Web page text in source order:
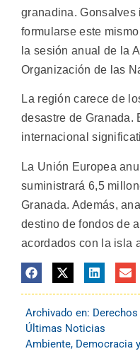
granadina.
formularse este
la sesión anual de la
Organización de las
La región carece de
desastre de Granada.
internacional
La Unión Europea
suministrará 6,5
Granada. Además,
destino de fondos de
acordados con la isla
Archivado en:
Últimas Noticias
Ambiente, Democracia